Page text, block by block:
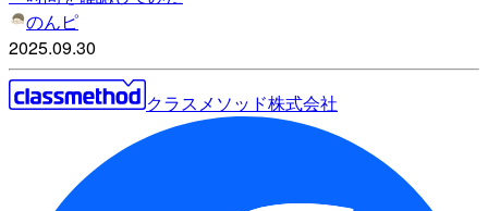
のんピ
2025.09.30
クラスメソッド株式会社